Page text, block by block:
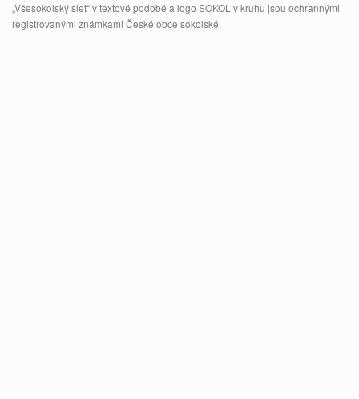
„Všesokolský slet“ v textové podobě a logo SOKOL v kruhu jsou ochrannými
registrovanými známkami České obce sokolské.